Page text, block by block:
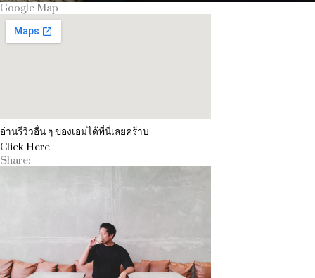
Google Map
อ่านรีวิวอื่น ๆ ของเอมได้ที่นี่เลยคร้าบ
Click Here
Share: